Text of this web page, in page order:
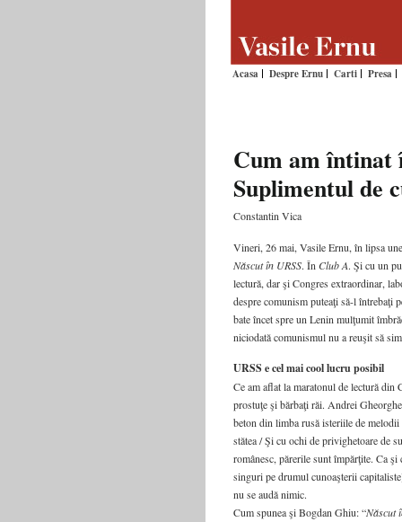
Acasa Despre Ernu Carti Presa
Cum am întinat
Suplimentul de
Constantin Vica
Vineri, 26 mai, Vasile Ernu, în lipsa
Născut în URSS. În Club A. Şi cu un
lectură, dar şi Congres extraordinar,
despre comunism puteaţi să-l întrebaţi
bate încet spre un Lenin mulţumit
niciodată comunismul nu a reuşit să
URSS e cel mai cool lucru posibil
Ce am aflat la maratonul de lectură din
prostuţe şi bărbaţi răi. Andrei
beton din limba rusă isteriile de
stătea / Şi cu ochi de privighetoare de
românesc, părerile sunt împărţite. Ca
singuri pe drumul cunoaşterii
nu se audă nimic.
Cum spunea şi Bogdan Ghiu: “Născut